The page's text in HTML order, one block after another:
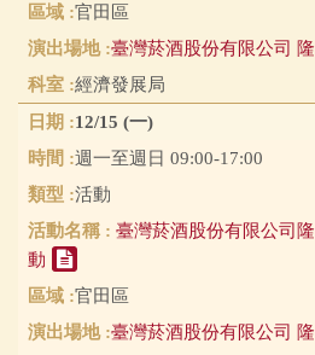
官田區
臺灣菸酒股份有限公司
經濟發展局
12/15 (一)
週一至週日 09:00-17:00
活動
臺灣菸酒股份有限公司
動
官田區
臺灣菸酒股份有限公司